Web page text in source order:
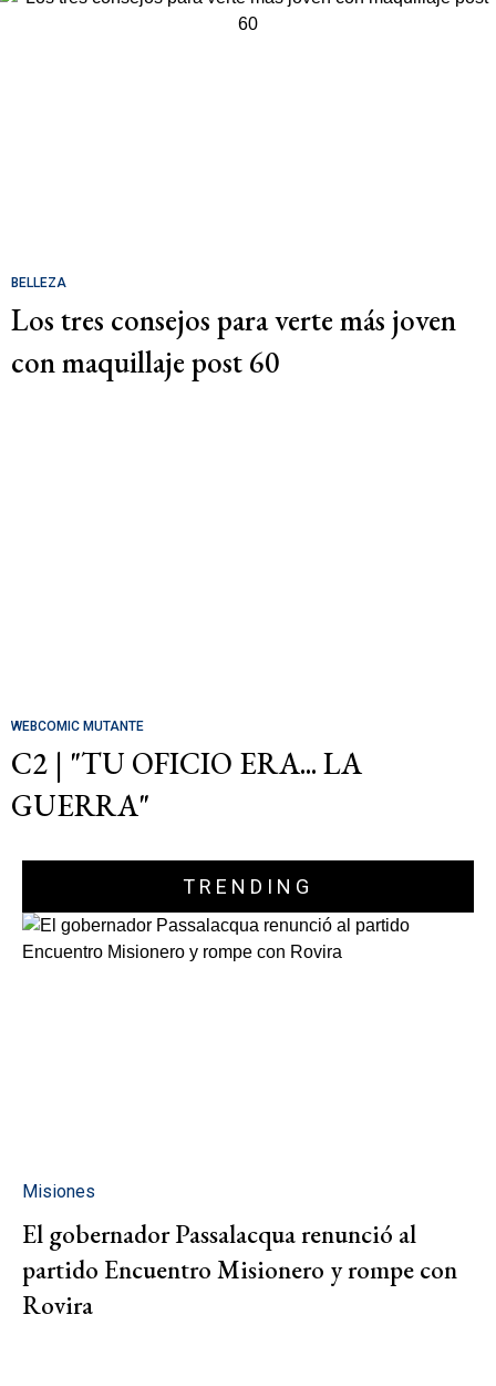
BELLEZA
Los tres consejos para verte más joven
con maquillaje post 60
WEBCOMIC MUTANTE
C2 | "TU OFICIO ERA... LA
GUERRA"
TRENDING
Misiones
El gobernador Passalacqua renunció al
partido Encuentro Misionero y rompe con
Rovira